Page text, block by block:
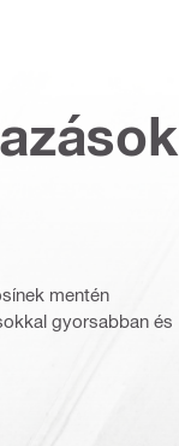
mentén
gyorsabban és